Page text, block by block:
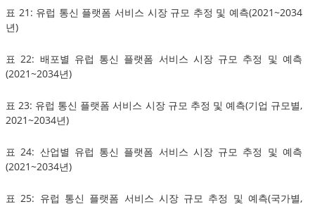
표 21: 유럽 통신 플랫폼 서비스 시장 규모 추정 및 예측(2021~2034
년)
표 22: 배포별 유럽 통신 플랫폼 서비스 시장 규모 추정 및 예측
(2021~2034년)
표 23: 유럽 통신 플랫폼 서비스 시장 규모 추정 및 예측(기업 규모별,
2021~2034년)
표 24: 산업별 유럽 통신 플랫폼 서비스 시장 규모 추정 및 예측
(2021~2034년)
표 25: 유럽 통신 플랫폼 서비스 시장 규모 추정 및 예측(국가별,